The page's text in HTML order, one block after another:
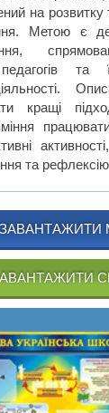
на розвитку
Метою є
педагогів
кращі
та